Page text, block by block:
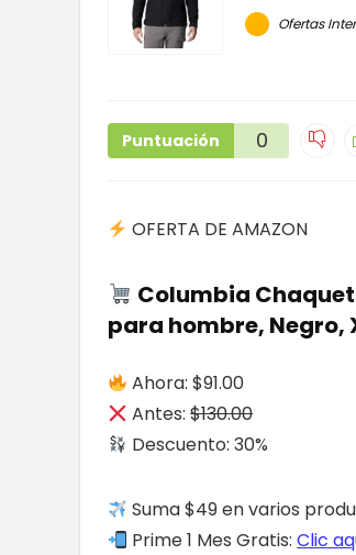
Ofertas
Puntuación 0
OFERTA DE AMAZON
Columbia
para hombre, Negro,
Ahora: $91.00
Antes:$130.00
Descuento: 30%
Suma $49 en varios
Prime 1 Mes Gratis:Clic